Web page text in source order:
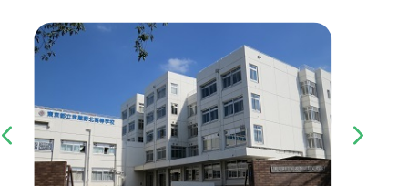
Previous Next